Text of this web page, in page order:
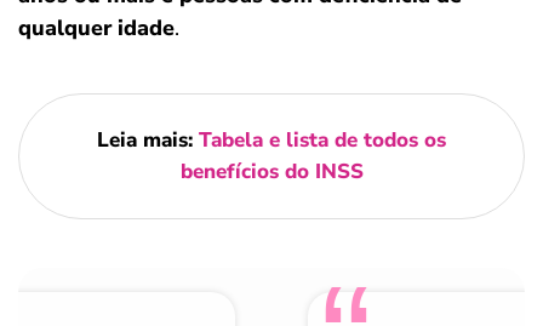
qualquer idade.
Leia mais: Tabela e lista de todos os
benefícios do INSS